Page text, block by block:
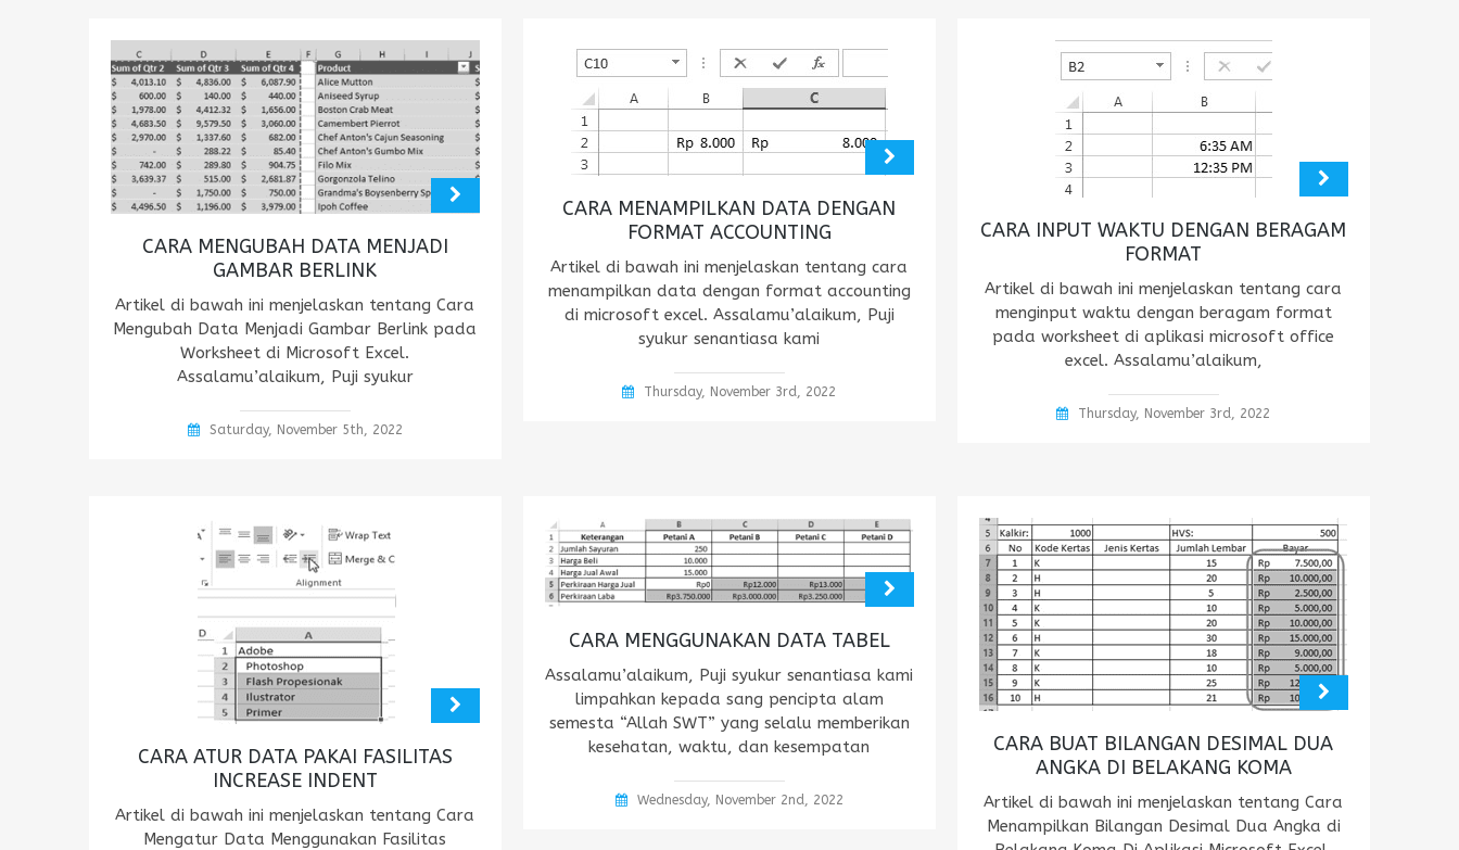
CARA MENGUBAH DATA MENJADI
GAMBAR BERLINK
Artikel di bawah ini menjelaskan tentang Cara
Mengubah Data Menjadi Gambar Berlink pada
Worksheet di Microsoft Excel.
Assalamu’alaikum, Puji syukur
Saturday, November 5th, 2022
CARA MENAMPILKAN DATA DENGAN
FORMAT ACCOUNTING
Artikel di bawah ini menjelaskan tentang cara
menampilkan data dengan format accounting
di microsoft excel. Assalamu’alaikum, Puji
syukur senantiasa kami
Thursday, November 3rd, 2022
CARA INPUT WAKTU DENGAN BERAGAM
FORMAT
Artikel di bawah ini menjelaskan tentang cara
menginput waktu dengan beragam format
pada worksheet di aplikasi microsoft office
excel. Assalamu’alaikum,
Thursday, November 3rd, 2022
CARA ATUR DATA PAKAI FASILITAS
INCREASE INDENT
Artikel di bawah ini menjelaskan tentang Cara
Mengatur Data Menggunakan Fasilitas
CARA MENGGUNAKAN DATA TABEL
Assalamu’alaikum, Puji syukur senantiasa kami
limpahkan kepada sang pencipta alam
semesta “Allah SWT” yang selalu memberikan
kesehatan, waktu, dan kesempatan
Wednesday, November 2nd, 2022
CARA BUAT BILANGAN DESIMAL DUA
ANGKA DI BELAKANG KOMA
Artikel di bawah ini menjelaskan tentang Cara
Menampilkan Bilangan Desimal Dua Angka di